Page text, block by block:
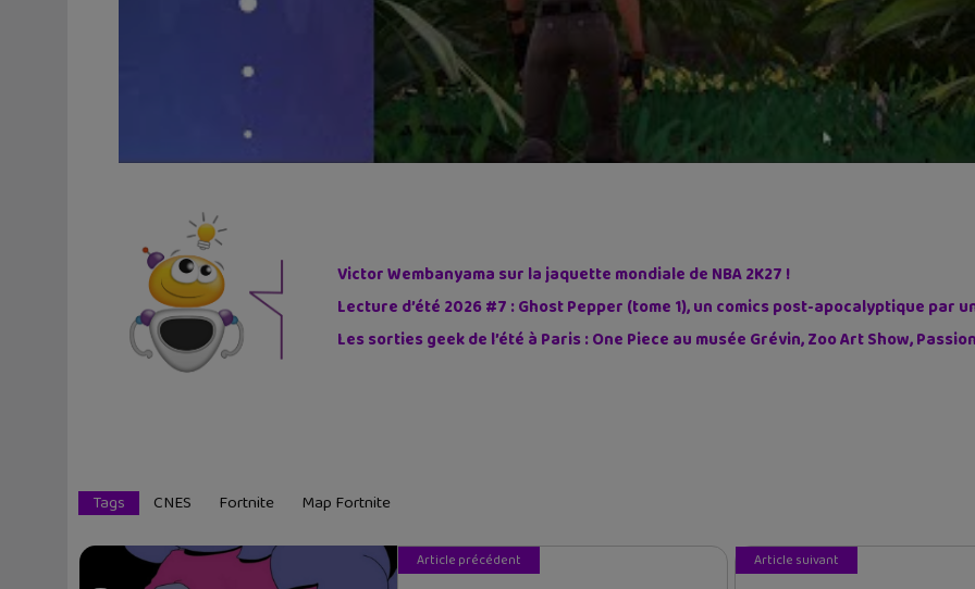
Victor Wembanyama sur la jaquette mondiale de NBA 2K27 !
Lecture d’été 2026 #7 : Ghost Pepper (tome 1), un comics post-apocalyptique par
Les sorties geek de l’été à Paris : One Piece au musée Grévin, Zoo Art Show,
Tags CNES Fortnite Map Fortnite
Article précédent Article suivant